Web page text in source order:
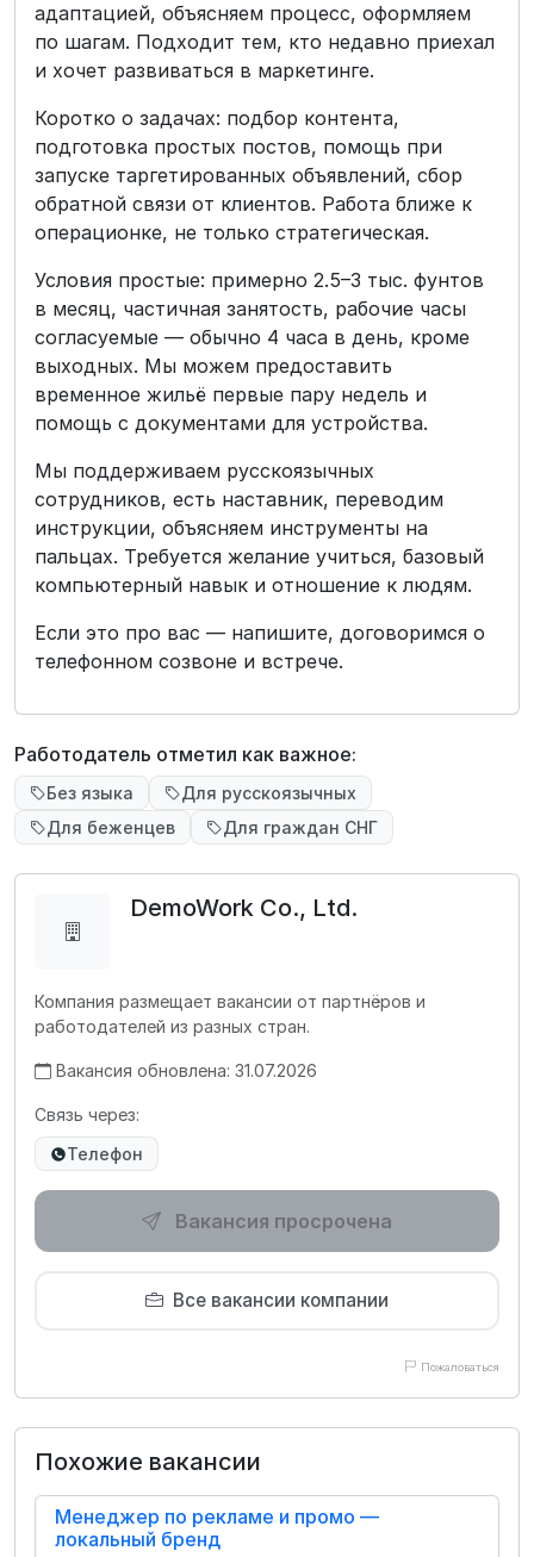
адаптацией, объясняем процесс, оформляем
по шагам. Подходит тем, кто недавно приехал
и хочет развиваться в маркетинге.
Коротко о задачах: подбор контента,
подготовка простых постов, помощь при
запуске таргетированных объявлений, сбор
обратной связи от клиентов. Работа ближе к
операционке, не только стратегическая.
Условия простые: примерно 2.5–3 тыс. фунтов
в месяц, частичная занятость, рабочие часы
согласуемые — обычно 4 часа в день, кроме
выходных. Мы можем предоставить
временное жильё первые пару недель и
помощь с документами для устройства.
Мы поддерживаем русскоязычных
сотрудников, есть наставник, переводим
инструкции, объясняем инструменты на
пальцах. Требуется желание учиться, базовый
компьютерный навык и отношение к людям.
Если это про вас — напишите, договоримся о
телефонном созвоне и встрече.
Работодатель отметил как важное:
Без языка
Для русскоязычных
Для беженцев
Для граждан СНГ
DemoWork Co., Ltd.
Компания размещает вакансии от партнёров и
работодателей из разных стран.
Вакансия обновлена: 31.07.2026
Связь через:
Телефон
Вакансия просрочена
Все вакансии компании
Пожаловаться
Похожие вакансии
Менеджер по рекламе и промо —
локальный бренд